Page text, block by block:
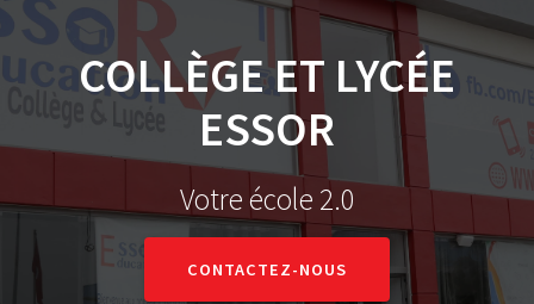
COLLÈGE ET LYCÉE
ESSOR
Votre école 2.0
CONTACTEZ-NOUS